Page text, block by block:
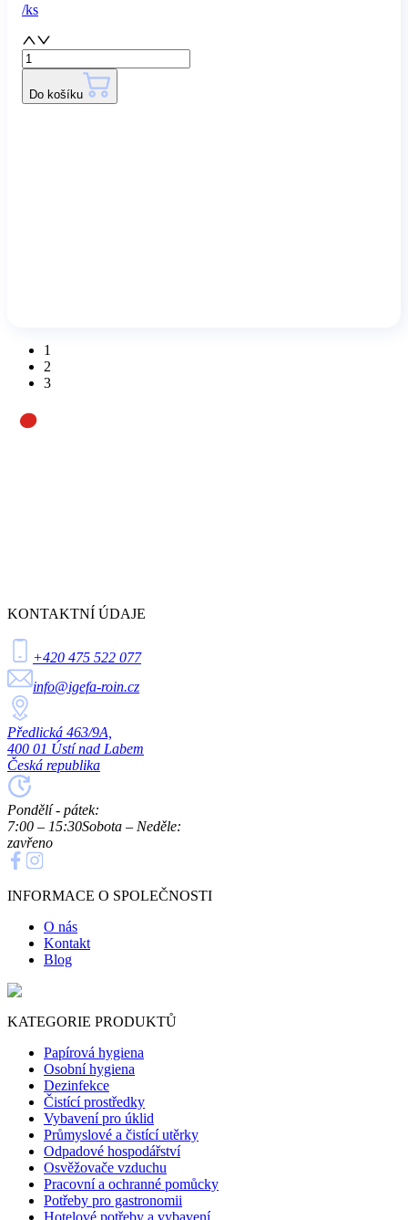
/ks
Do košíku
1
2
3
KONTAKTNÍ ÚDAJE
+420 475 522 077
info@igefa-roin.cz
Předlická 463/9A,
400 01 Ústí nad Labem
Česká republika
Pondělí - pátek:
7:00 – 15:30Sobota – Neděle:
zavřeno
INFORMACE O SPOLEČNOSTI
O nás
Kontakt
Blog
KATEGORIE PRODUKTŮ
Papírová hygiena
Osobní hygiena
Dezinfekce
Čistící prostředky
Vybavení pro úklid
Průmyslové a čistící utěrky
Odpadové hospodářství
Osvěžovače vzduchu
Pracovní a ochranné pomůcky
Potřeby pro gastronomii
Hotelové potřeby a vybavení